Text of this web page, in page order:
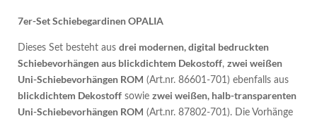
7er-Set Schiebegardinen OPALIA
Dieses Set besteht aus drei modernen, digital bedruckten
Schiebevorhängen aus blickdichtem Dekostoff, zwei weißen
Uni-Schiebevorhängen ROM (Art.nr. 86601-701) ebenfalls aus
blickdichtem Dekostoff sowie zwei weißen, halb-transparenten
Uni-Schiebevorhängen ROM (Art.nr. 87802-701). Die Vorhänge